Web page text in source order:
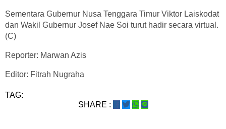
Sementara Gubernur Nusa Tenggara Timur Viktor Laiskodat
dan Wakil Gubernur Josef Nae Soi turut hadir secara virtual.
(C)
Reporter: Marwan Azis
Editor: Fitrah Nugraha
TAG:
SHARE :